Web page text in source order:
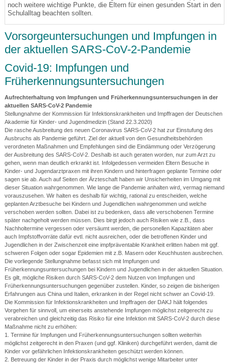
noch weitere wichtige Punkte, die Eltern für einen gesunden Start in den
Schulalltag beachten sollten.
Vorsorgeuntersuchungen und Impfungen in
der aktuellen SARS-CoV-2-Pandemie
Covid-19: Impfungen und
Früherkennungsuntersuchungen
Aufrechterhaltung von Impfungen und Früherkennungsuntersuchungen in der
aktuellen SARS-CoV-2 Pandemie
Stellungnahme der Kommission für Infektionskrankheiten und Impffragen der Deutschen
Akademie für Kinder- und Jugendmedizin (Stand 22.3.2020)
Die rasche Ausbreitung des neuen Coronavirus SARS-CoV-2 hat zur Einstufung des
Ausbruchs als Pandemie geführt. Ziel der aktuell von den Gesundheitsbehörden
verordneten Maßnahmen und Empfehlungen sind die Eindämmung oder Verzögerung
der Ausbreitung des SARS-CoV-2. Deshalb ist auch geraten worden, nur zum Arzt zu
gehen, wenn man deutlich erkrankt ist. Infolgedessen vermeiden Eltern Besuche in
Kinder- und Jugendarztpraxen mit ihren Kindern und hinterfragen geplante Termine oder
sagen sie ab. Auch auf Seiten der Ärzteschaft haben wir Unsicherheiten im Umgang mit
dieser Situation wahrgenommen. Wie lange die Pandemie anhalten wird, vermag niemand
vorauszusehen. Wir halten es deshalb für wichtig, rational zu entscheiden, welche
geplanten Arztbesuche bei Kindern und Jugendlichen wahrgenommen und welche
verschoben werden sollten. Dabei ist zu bedenken, dass alle verschobenen Termine
später nachgeholt werden müssen. Dies birgt jedoch auch Risiken wie z.B., dass
Nachholtermine vergessen oder versäumt werden, die personellen Kapazitäten aber
auch Impfstoffvorräte dafür evtl. nicht ausreichen, oder die betroffenen Kinder und
Jugendlichen in der Zwischenzeit eine impfpräventable Krankheit erlitten haben mit ggf.
schweren Folgen oder sogar Epidemien mit z.B. Masern oder Keuchhusten ausbrechen.
Die vorliegende Stellungnahme befasst sich mit Impfungen und
Früherkennungsuntersuchungen bei Kindern und Jugendlichen in der aktuellen Situation.
Es gilt, mögliche Risiken durch SARS-CoV-2 dem Nutzen von Impfungen und
Früherkennungsuntersuchungen gegenüber zustellen. Kinder, so zeigen die bisherigen
Erfahrungen aus China und Italien, erkranken in der Regel nicht schwer an Covid-19.
Die Kommission für Infektionskrankheiten und Impffragen der DAKJ hält folgendes
Vorgehen für sinnvoll, um einerseits anstehende Impfungen möglichst zeitgerecht zu
verabreichen und gleichzeitig das Risiko für eine Infektion mit SARS-CoV-2 durch diese
Maßnahme nicht zu erhöhen:
1. Termine für Impfungen und Früherkennungsuntersuchungen sollten weiterhin
möglichst zeitgerecht in den Praxen (und ggf. Kliniken) durchgeführt werden, damit die
Kinder vor gefährlichen Infektionskrankheiten geschützt werden können.
2. Betreuung der Kinder in der Praxis durch möglichst wenige Mitarbeiter unter